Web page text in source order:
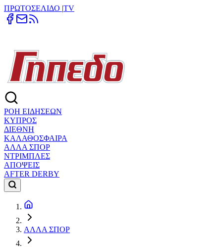
ΠΡΩΤΟΣΕΛΙΔΟ |TV
ΡΟΗ ΕΙΔΗΣΕΩΝ
ΚΥΠΡΟΣ
ΔΙΕΘΝΗ
ΚΑΛΑΘΟΣΦΑΙΡΑ
ΑΛΛΑ ΣΠΟΡ
ΝΤΡΙΜΠΛΕΣ
ΑΠΟΨΕΙΣ
AFTER DERBY
ΑΛΛΑ ΣΠΟΡ